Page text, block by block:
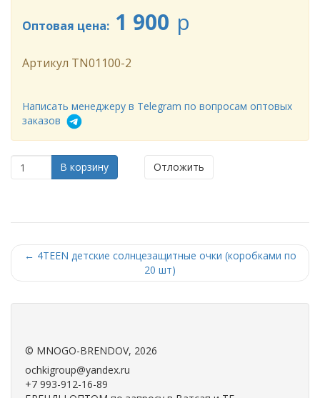
Оптовая цена: 1 900 p
Артикул TN01100-2
Написать менеджеру в Telegram по вопросам оптовых
заказов
В корзину Отложить
← 4TEEN детские солнцезащитные очки (коробками по
20 шт)
© MNOGO-BRENDOV, 2026
ochkigroup@yandex.ru
+7 993-912-16-89